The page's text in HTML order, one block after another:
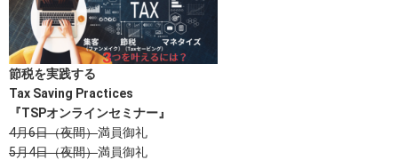
節税を実践する
Tax Saving Practices
『TSPオンラインセミナー』
4月6日（夜間）満員御礼
5月4日（夜間）満員御礼